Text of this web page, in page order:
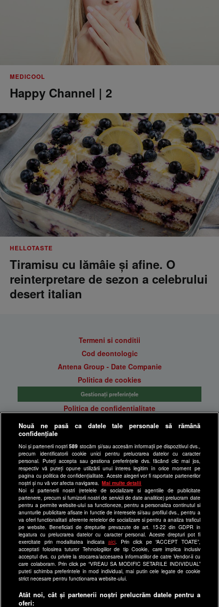
MEDICOOL
Happy Channel | 2
HELLOTASTE
Tiramisu cu lămâie și afine. O
reinterpretare de sezon a celebrului
desert italian
Termeni si conditii
Cod deontologic
Antena Group - Date Companie
Politica de cookies
Gestionați preferințele
Politica de confidentialitate
Anunturi gratuite pe Lajumate.ro
Program Happy Channel
Echipa editorială
Site-uri Antena Group
a1.ro
antenastars.ro
as.ro
catine.ro
chefi.ro
deparinti.ro
medicool.ro
spynews.ro
Nouă ne pasă ca datele tale personale să rămână
confidențiale
Noi și partenerii noștri589 stocăm și/sau accesăm informații pe dispozitivul dvs.,
precum identificatorii cookie unici pentru prelucrarea datelor cu caracter
personal. Puteți accepta sau gestiona preferințele dvs. făcând clic mai jos,
respectiv vă puteți opune utilizării unui interes legitim în orice moment pe
pagina cu politica de confidențialitate. Aceste alegeri vor fi raportate partenerilor
noștri și nu vă vor afecta navigarea.
Mai multe detalii
Noi si partenerii nostri (retelele de socializare si agentiile de publicitate
partenere, precum si furnizorii nostri de servicii de date analitice) prelucram date
pentru a permite website-ului sa functioneze, pentru a personaliza continutul si
anunturile publicitare afisate in functie de interesele si/sau profilul dvs., pentru a
va oferi functionalitati aferente retelelor de socializare si pentru a analiza traficul
pe website. Beneficiati de drepturile prevazute de art. 15-22 din GDPR in
legatura cu prelucrarea datelor cu caracter personal. Aceste drepturi pot fi
exercitate prin modalitatea indicataaici . Prin click pe “ACCEPT TOATE”,
acceptati folosirea tuturor Tehnologiilor de tip Cookie, care implica inclusiv
acceptul dvs. cu privire la stocarea/accesarea informatiilor de catre Vendor-ii cu
care colaboram. Prin click pe “VREAU SA MODIFIC SETARILE INDIVIDUAL”
puteti schimba preferintele in mod individual, mai putin cele legate de cookie
strict necesare pentru functionarea website-ului.
Atât noi, cât și partenerii noștri prelucrăm datele pentru a
oferi: